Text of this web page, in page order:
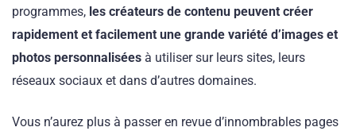
programmes, les créateurs de contenu peuvent créer
rapidement et facilement une grande variété d’images et
photos personnalisées à utiliser sur leurs sites, leurs
réseaux sociaux et dans d’autres domaines.
Vous n’aurez plus à passer en revue d’innombrables pages